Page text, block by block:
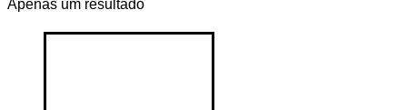
On sale(14)
Apenas um resultado